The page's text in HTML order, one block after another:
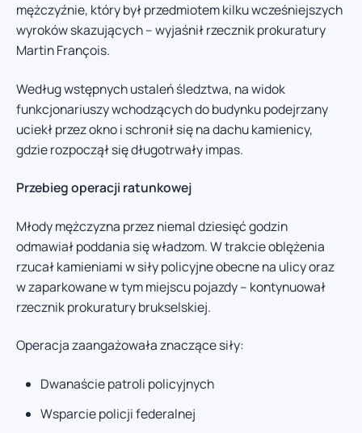
mężczyźnie, który był przedmiotem kilku wcześniejszych
wyroków skazujących – wyjaśnił rzecznik prokuratury
Martin François.
Według wstępnych ustaleń śledztwa, na widok
funkcjonariuszy wchodzących do budynku podejrzany
uciekł przez okno i schronił się na dachu kamienicy,
gdzie rozpoczął się długotrwały impas.
Przebieg operacji ratunkowej
Młody mężczyzna przez niemal dziesięć godzin
odmawiał poddania się władzom. W trakcie oblężenia
rzucał kamieniami w siły policyjne obecne na ulicy oraz
w zaparkowane w tym miejscu pojazdy – kontynuował
rzecznik prokuratury brukselskiej.
Operacja zaangażowała znaczące siły:
Dwanaście patroli policyjnych
Wsparcie policji federalnej